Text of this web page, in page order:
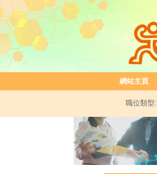
網站主頁
職位類型: